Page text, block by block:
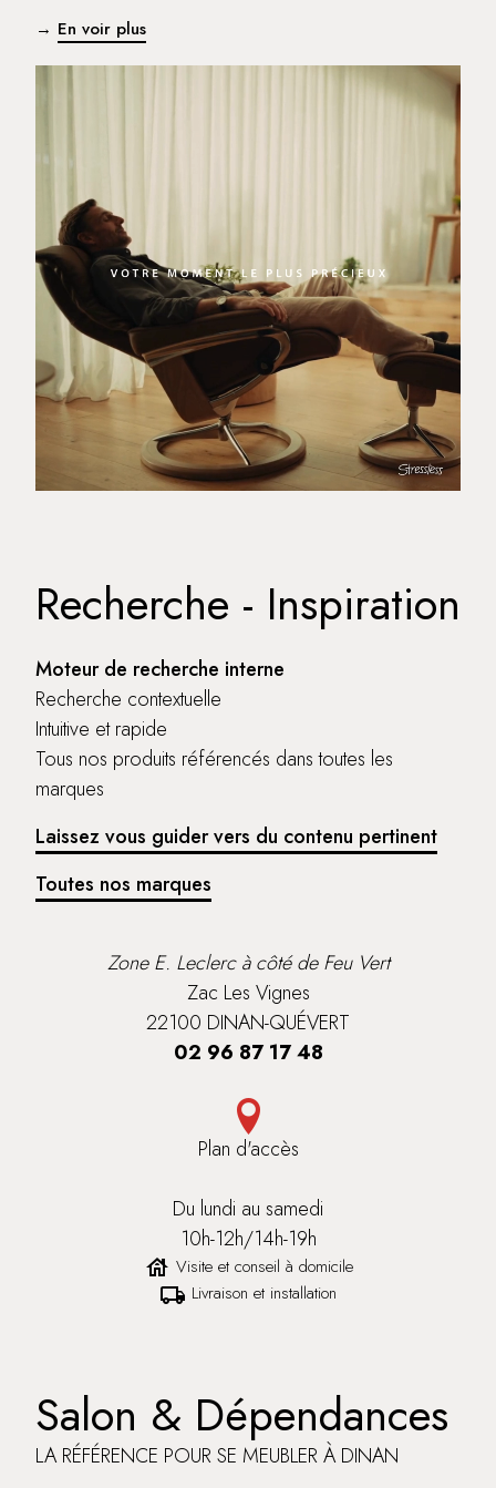
→ En voir plus
Recherche - Inspiration
Moteur de recherche interne
Recherche contextuelle
Intuitive et rapide
Tous nos produits référencés dans toutes les
marques
Laissez vous guider vers du contenu pertinent
Toutes nos marques
Zone E. Leclerc à côté de Feu Vert
Zac Les Vignes
22100 DINAN-QUÉVERT
02 96 87 17 48
Plan d'accès
Du lundi au samedi
10h-12h/14h-19h
house Visite et conseil à domicile
local_shipping Livraison et installation
Salon & Dépendances
LA RÉFÉRENCE POUR SE MEUBLER À DINAN